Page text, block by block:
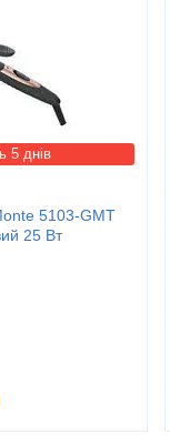
5 днів
5103-GMT
25 Вт